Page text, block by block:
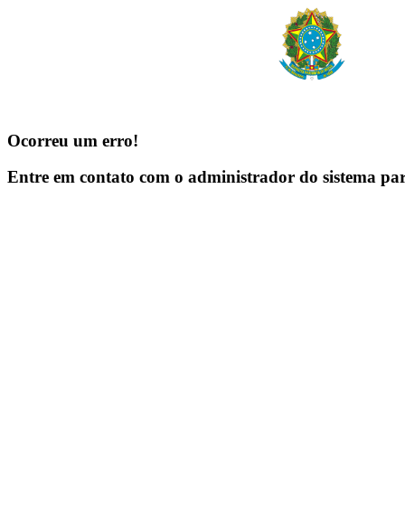
Ocorreu um erro!
Entre em contato com o administrador do sistema